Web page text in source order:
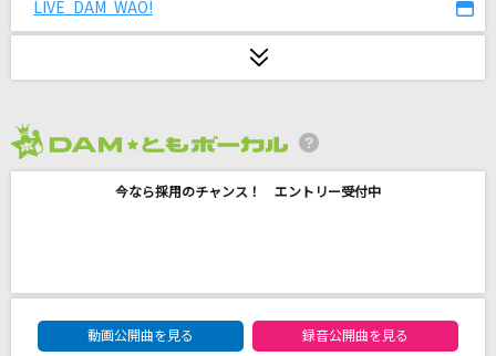
神原駿河(沢城みゆき)
ハナミズキ
LIVE DAM WAO!
今なら採用のチャンス！ エントリー受付中
DAM★ともボーカルエントリーランキング
動画公開曲を見る
録音公開曲を見る